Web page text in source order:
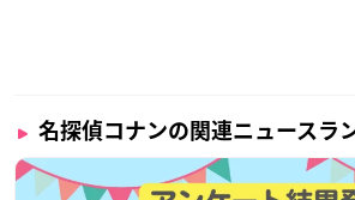
名探偵コナンの関連ニュースラ